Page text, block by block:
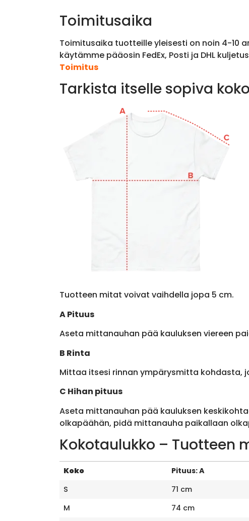
Toimitusaika
Toimitusaika tuotteille yleisesti on noin 4-10
käytämme pääosin FedEx, Posti ja DHL
Toimitus
Tarkista itselle sopiva koko
Tuotteen mitat voivat vaihdella jopa 5 cm.
A Pituus
Aseta mittanauhan pää kauluksen viereen
B Rinta
Mittaa itsesi rinnan ympärysmitta kohdasta,
C Hihan pituus
Aseta mittanauhan pää kauluksen
olkapäähän, pidä mittanauha paikallaan
Kokotaulukko – Tuotteen
Koko Pituus: A
S
71 cm
M
74 cm